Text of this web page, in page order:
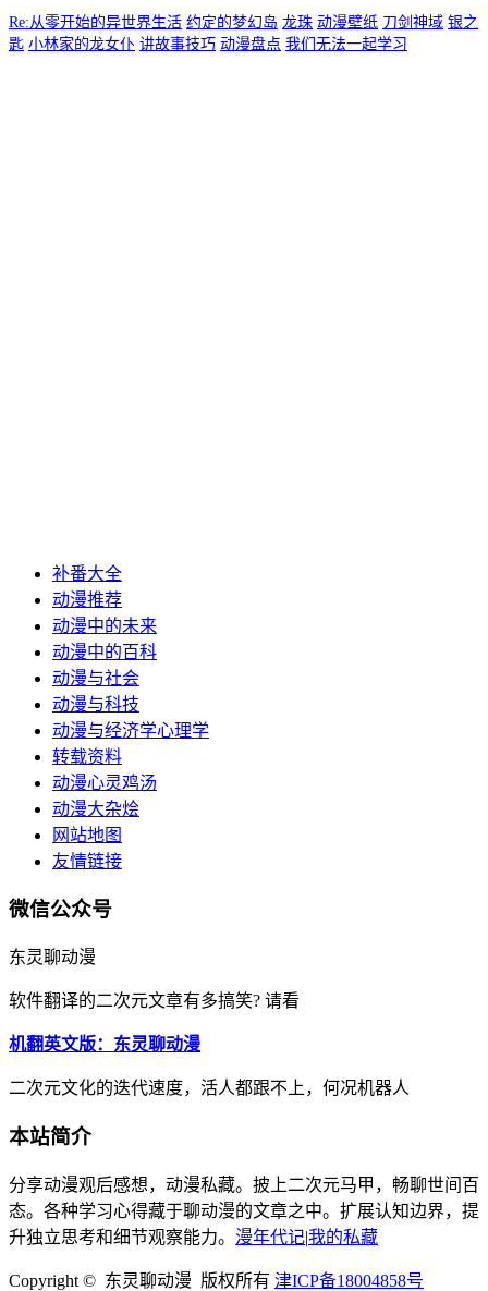
Re:从零开始的异世界生活 约定的梦幻岛 龙珠 动漫壁纸 刀剑神域 银之
匙 小林家的龙女仆 讲故事技巧 动漫盘点 我们无法一起学习
补番大全
动漫推荐
动漫中的未来
动漫中的百科
动漫与社会
动漫与科技
动漫与经济学心理学
转载资料
动漫心灵鸡汤
动漫大杂烩
网站地图
友情链接
微信公众号
东灵聊动漫
软件翻译的二次元文章有多搞笑? 请看
机翻英文版：东灵聊动漫
二次元文化的迭代速度，活人都跟不上，何况机器人
本站简介
分享动漫观后感想，动漫私藏。披上二次元马甲，畅聊世间百
态。各种学习心得藏于聊动漫的文章之中。扩展认知边界，提
升独立思考和细节观察能力。 漫年代记|我的私藏
Copyright © 东灵聊动漫 版权所有 津ICP备18004858号